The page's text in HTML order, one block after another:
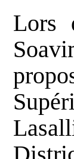
Lors